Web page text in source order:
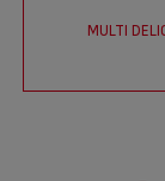
MULTI